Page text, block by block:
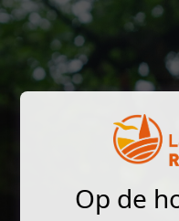
Skip to main content
Op de